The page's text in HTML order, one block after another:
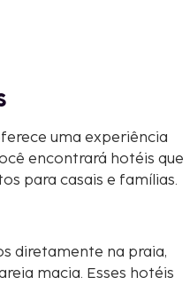
uma experiência
encontrará hotéis que
para casais e famílias.
diretamente na praia,
macia. Esses hotéis